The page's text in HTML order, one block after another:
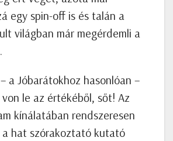
egy spin-off is és talán a
világban már megérdemli a
a Jóbarátokhoz hasonlóan –
le az értékéből, sőt! Az
kínálatában rendszeresen
hat szórakoztató kutató